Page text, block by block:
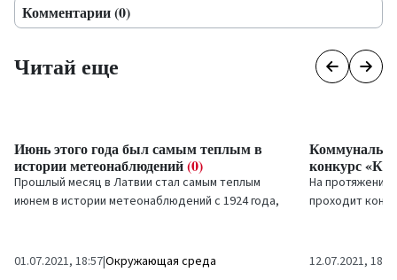
Комментарии (0)
Читай еще
Июнь этого года был самым теплым в
истории метеонаблюдений(0)
Прошлый месяц в Латвии стал самым теплым
июнем в истории метеонаблюдений с 1924 года,
01.07.2021, 18:57|Окружающая среда
конкурс
На протяжении
проходит
12.07.2021, 18:05